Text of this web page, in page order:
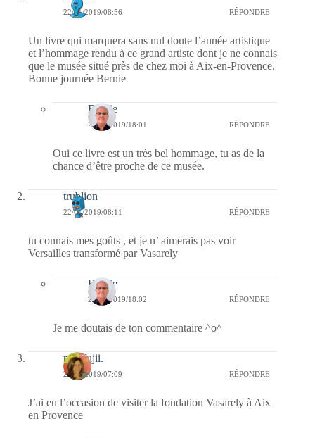
22/01/2019/08:56 RÉPONDRE
Un livre qui marquera sans nul doute l’année artistique
et l’hommage rendu à ce grand artiste dont je ne connais
que le musée situé près de chez moi à Aix-en-Provence.
Bonne journée Bernie
Bernie
22/01/2019/18:01 RÉPONDRE
Oui ce livre est un très bel hommage, tu as de la
chance d’être proche de ce musée.
trublion
22/01/2019/08:11 RÉPONDRE
tu connais mes goûts , et je n’ aimerais pas voir
Versailles transformé par Vasarely
Bernie
22/01/2019/18:02 RÉPONDRE
Je me doutais de ton commentaire ^o^
missfujii.
22/01/2019/07:09 RÉPONDRE
J’ai eu l’occasion de visiter la fondation Vasarely à Aix
en Provence